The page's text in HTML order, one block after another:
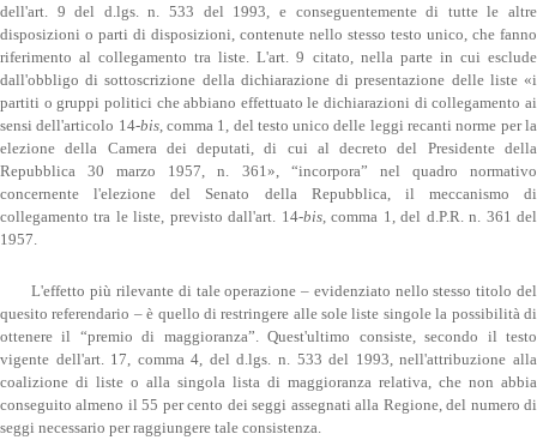
dell'art. 9 del d.lgs. n. 533 del 1993, e conseguentemente di tutte le altre
disposizioni o parti di disposizioni, contenute nello stesso testo unico, che fanno
riferimento al collegamento tra liste. L'art. 9 citato, nella parte in cui esclude
dall'obbligo di sottoscrizione della dichiarazione di presentazione delle liste «i
partiti o gruppi politici che abbiano effettuato le dichiarazioni di collegamento ai
sensi dell'articolo 14-bis, comma 1, del testo unico delle leggi recanti norme per la
elezione della Camera dei deputati, di cui al decreto del Presidente della
Repubblica 30 marzo 1957, n. 361», “incorpora” nel quadro normativo
concernente l'elezione del Senato della Repubblica, il meccanismo di
collegamento tra le liste, previsto dall'art. 14-bis, comma 1, del d.P.R. n. 361 del
1957.
L'effetto più rilevante di tale operazione – evidenziato nello stesso titolo del
quesito referendario – è quello di restringere alle sole liste singole la possibilità di
ottenere il “premio di maggioranza”. Quest'ultimo consiste, secondo il testo
vigente dell'art. 17, comma 4, del d.lgs. n. 533 del 1993, nell'attribuzione alla
coalizione di liste o alla singola lista di maggioranza relativa, che non abbia
conseguito almeno il 55 per cento dei seggi assegnati alla Regione, del numero di
seggi necessario per raggiungere tale consistenza.